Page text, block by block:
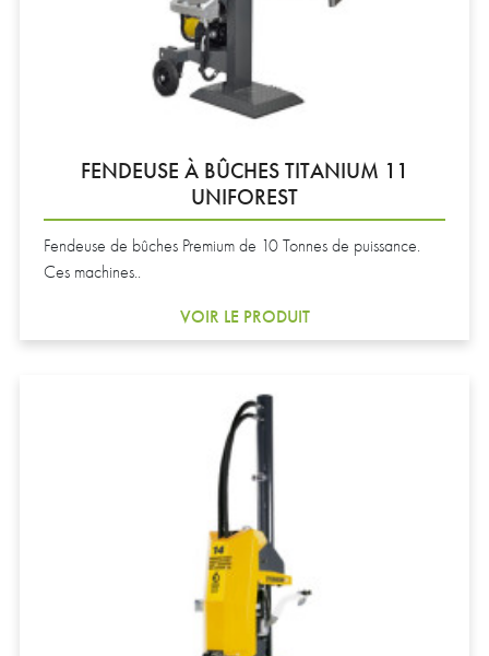
FENDEUSE À BÛCHES TITANIUM 11
UNIFOREST
Fendeuse de bûches Premium de 10 Tonnes de puissance.
Ces machines..
VOIR LE PRODUIT